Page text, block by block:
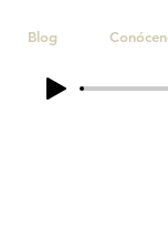
Blog